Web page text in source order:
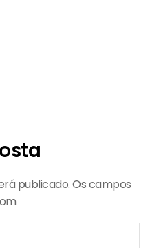
publicado. Os campos